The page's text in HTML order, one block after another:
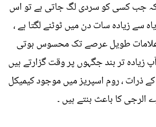
کہ جب کسی کو سردی لگ جاتی ہے تو اس
سے زیادہ سات دن میں ٹوٹنے لگتا ہے ،
طویل عرصے تک محسوس ہوتی
زیادہ تر بند جگہوں پر وقت گزارتے ہیں
، روم اسپریز میں موجود کیمیکل
الرجی کا باعث بنتے ہیں ۔